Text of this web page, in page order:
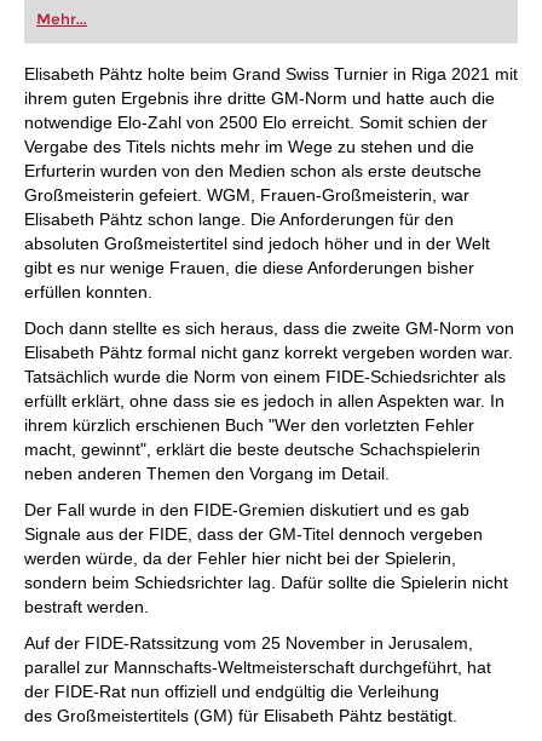
oder bereits auf Turnierniveau spielen: Mit
FRITZ trainieren Sie effizienter, intelligenter und
individueller als je zuvor.
Mehr...
Elisabeth Pähtz holte beim Grand Swiss Turnier in Riga 2021 mit
ihrem guten Ergebnis ihre dritte GM-Norm und hatte auch die
notwendige Elo-Zahl von 2500 Elo erreicht. Somit schien der
Vergabe des Titels nichts mehr im Wege zu stehen und die
Erfurterin wurden von den Medien schon als erste deutsche
Großmeisterin gefeiert. WGM, Frauen-Großmeisterin, war
Elisabeth Pähtz schon lange. Die Anforderungen für den
absoluten Großmeistertitel sind jedoch höher und in der Welt
gibt es nur wenige Frauen, die diese Anforderungen bisher
erfüllen konnten.
Doch dann stellte es sich heraus, dass die zweite GM-Norm von
Elisabeth Pähtz formal nicht ganz korrekt vergeben worden war.
Tatsächlich wurde die Norm von einem FIDE-Schiedsrichter als
erfüllt erklärt, ohne dass sie es jedoch in allen Aspekten war. In
ihrem kürzlich erschienen Buch "Wer den vorletzten Fehler
macht, gewinnt", erklärt die beste deutsche Schachspielerin
neben anderen Themen den Vorgang im Detail.
Der Fall wurde in den FIDE-Gremien diskutiert und es gab
Signale aus der FIDE, dass der GM-Titel dennoch vergeben
werden würde, da der Fehler hier nicht bei der Spielerin,
sondern beim Schiedsrichter lag. Dafür sollte die Spielerin nicht
bestraft werden.
Auf der FIDE-Ratssitzung vom 25 November in Jerusalem,
parallel zur Mannschafts-Weltmeisterschaft durchgeführt, hat
der FIDE-Rat nun offiziell und endgültig die Verleihung
des Großmeistertitels (GM) für Elisabeth Pähtz bestätigt.